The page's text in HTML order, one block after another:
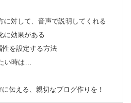
に対して、音声で説明してくれる
に効果がある
性を設定する方法
い時は…
伝える、親切なブログ作りを！